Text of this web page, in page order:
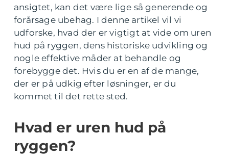
ansigtet, kan det være lige så generende og
forårsage ubehag. I denne artikel vil vi
udforske, hvad der er vigtigt at vide om uren
hud på ryggen, dens historiske udvikling og
nogle effektive måder at behandle og
forebygge det. Hvis du er en af de mange,
der er på udkig efter løsninger, er du
kommet til det rette sted.
Hvad er uren hud på
ryggen?